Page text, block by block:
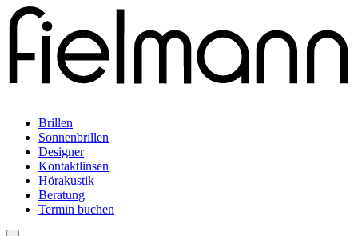
Brillen
Sonnenbrillen
Designer
Kontaktlinsen
Hörakustik
Beratung
Termin buchen